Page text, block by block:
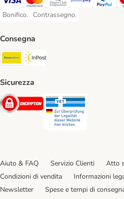
Visa. Payment Method
Mastercard. Payment Method
Diners Club. Payment
Postepay.PayPal.
Bonifico.
Bonifico. Payment Method
Contrassegno.
Contrassegno. Payment
Consegna
Poste Italiane. Shipping Method
Sicurezza
Security
Aiuto & FAQ Servizio Clienti
Atto
Condizioni di vendita
Informazioni
Newsletter
Spese e tempi di